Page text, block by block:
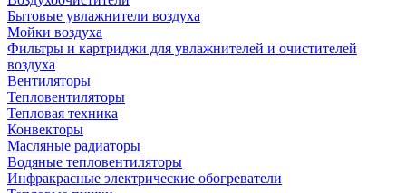
Бытовые увлажнители воздуха
Мойки воздуха
Фильтры и картриджи для увлажнителей и очистителей
воздуха
Вентиляторы
Тепловентиляторы
Тепловая техника
Конвекторы
Масляные радиаторы
Водяные тепловентиляторы
Инфракрасные электрические обогреватели